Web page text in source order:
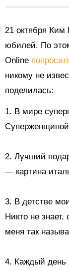
21 октября Ким
юбилей. По
Online
никому не
поделилась:
1. В мире
Суперженщиной
2. Лучший
— картина
3. В детстве
Никто не знает,
меня так
4. Каждый день